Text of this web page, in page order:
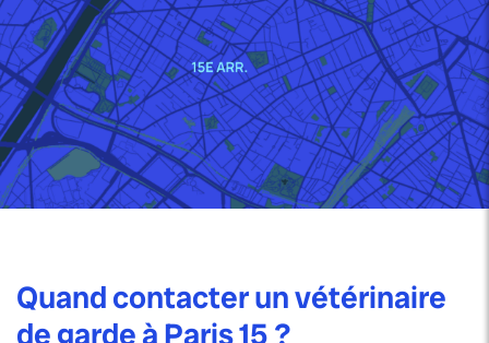
Quand contacter un vétérinaire